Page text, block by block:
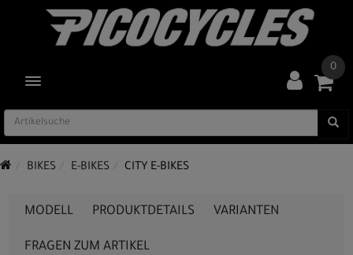
TOGGLE NAVIGATION
0
BIKES E-BIKES CITY E-BIKES
MODELL PRODUKTDETAILS VARIANTEN
FRAGEN ZUM ARTIKEL